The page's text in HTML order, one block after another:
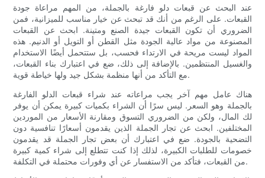
عند البحث عن قبعات دلو فارغة بالجملة، من المهم مراعاة جودة
القبعات. على الرغم من أنك قد تبحث عن خيار مناسب للميزانية، فمن
الضروري أن تكون القبعات جيدة الصنع ومتينة. ابحث عن القبعات
المصنوعة من مواد عالية الجودة مثل القطن أو التويل أو الدنيم. هذه
المواد ليست مريحة في الارتداء فحسب، بل ستتحمل أيضًا الاستخدام
والغسيل المنتظمين. بالإضافة إلى ذلك، ضع في اعتبارك بناء القبعات،
مع التأكد من أنها منظمة بشكل جيد ولها خياطة قوية.
هناك عامل مهم آخر يجب مراعاته عند شراء قبعات الدلو الفارغة
بالجملة وهو السعر. ليس سرًا أن الشراء بكميات كبيرة يمكن أن يوفر
لك المال، ولكن من الضروري التسوق ومقارنة الأسعار من الموردين
المختلفين. ابحث عن تجار الجملة الذين يقدمون أسعارًا تنافسية دون
التضحية بالجودة. ضع في اعتبارك أن بعض تجار الجملة قد يقدمون
خصومات للطلبات الكبيرة، لذلك إذا كنت تتطلع إلى شراء كمية كبيرة
من القبعات، فتأكد من الاستفسار عن أي وفورات محتملة في التكلفة.